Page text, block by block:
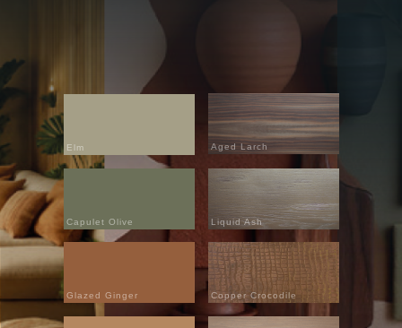
Elm Aged Larch
Liquid Ash
Copper Crocodile
Capulet Olive
Glazed Ginger